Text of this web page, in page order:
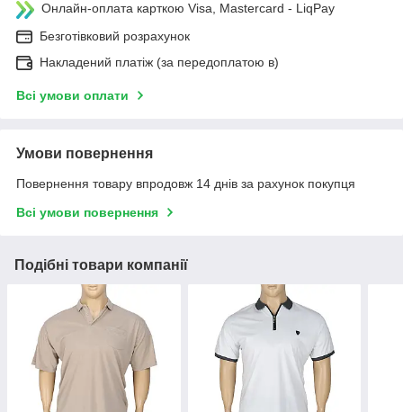
Онлайн-оплата карткою Visa, Mastercard - LiqPay
Безготівковий розрахунок
Накладений платіж (за передоплатою в)
Всі умови оплати
Умови повернення
Повернення товару впродовж 14 днів за рахунок покупця
Всі умови повернення
Подібні товари компанії